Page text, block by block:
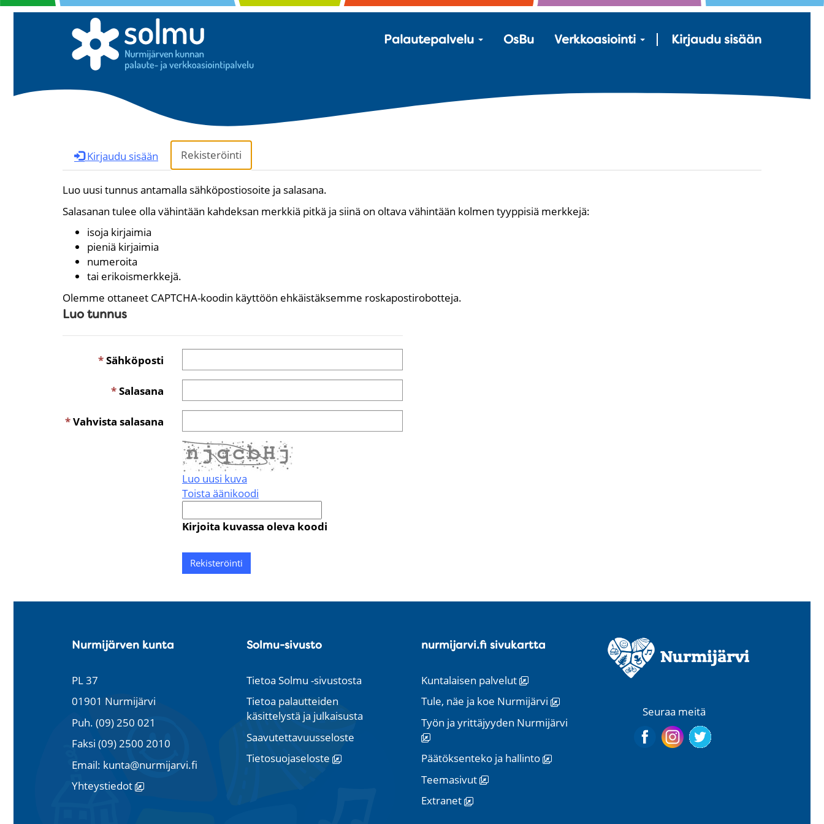
Palautepalvelu OsBu Verkkoasiointi Kirjaudu sisään
Kirjaudu sisään Rekisteröinti
Luo uusi tunnus antamalla sähköpostiosoite ja salasana.
Salasanan tulee olla vähintään kahdeksan merkkiä pitkä ja siinä on oltava vähintään kolmen tyyppisiä merkkejä:
isoja kirjaimia
pieniä kirjaimia
numeroita
tai erikoismerkkejä.
Olemme ottaneet CAPTCHA-koodin käyttöön ehkäistäksemme roskapostirobotteja.
Luo tunnus
Sähköposti
Salasana
Vahvista salasana
Luo uusi kuva
Toista äänikoodi
kuva
valmis
Kirjoita kuvassa oleva koodi
Nurmijärven kunta
PL 37
01901 Nurmijärvi
Puh. (09) 250 021
Faksi (09) 2500 2010
Email: kunta@nurmijarvi.fi
Yhteystiedot
Solmu-sivusto
Tietoa Solmu -sivustosta
Tietoa palautteiden
käsittelystä ja julkaisusta
Saavutettavuusseloste
Tietosuojaseloste
nurmijarvi.fi sivukartta
Kuntalaisen palvelut
Tule, näe ja koe Nurmijärvi
Työn ja yrittäjyyden Nurmijärvi
Päätöksenteko ja hallinto
Teemasivut
Extranet
Seuraa meitä